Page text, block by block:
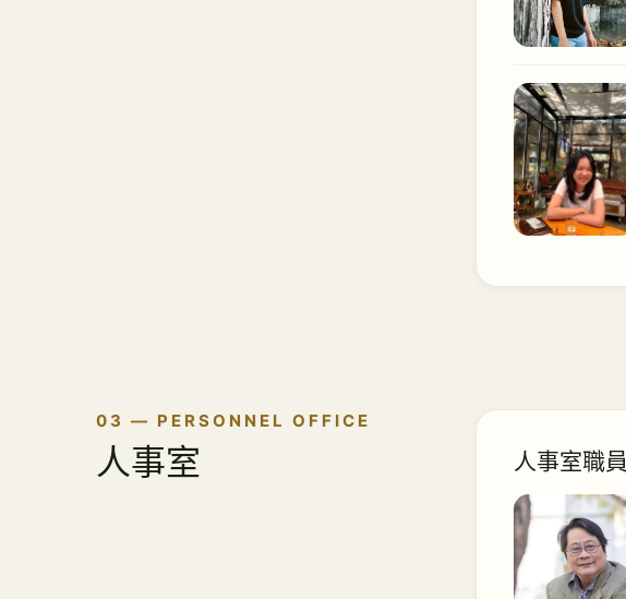
03 — PERSONNEL OFFICE
人事室 人事室職員